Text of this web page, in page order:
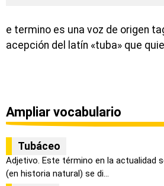
e termino es una voz de origen
acepción del latín «tuba» que
Ampliar vocabulario
Tubáceo
Adjetivo. Este término en la actualidad
(en historia natural) se di...